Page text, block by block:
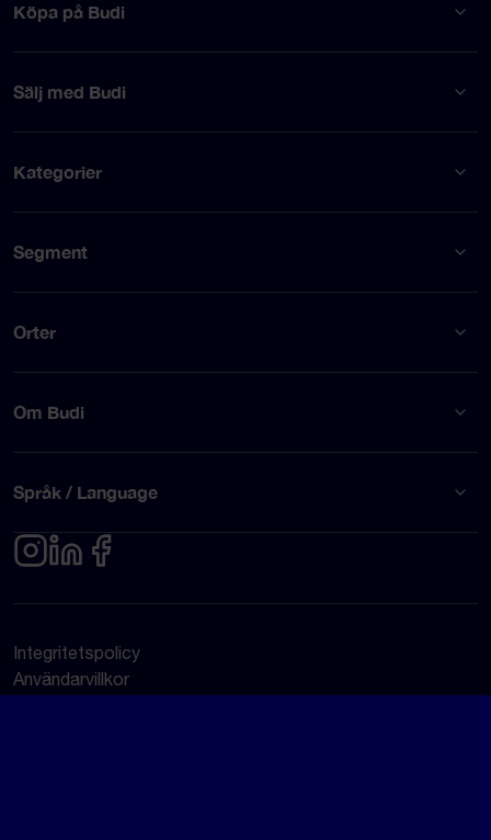
Köpa på Budi
Sälj med Budi
Kategorier
Segment
Orter
Om Budi
Språk / Language
Integritetspolicy
Användarvillkor